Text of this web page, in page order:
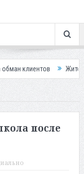
Жителей Дагестана
после